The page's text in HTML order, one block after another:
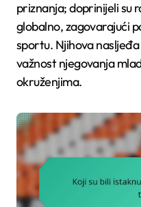
priznanja; doprinijeli su
globalno, zagovarajući
sportu. Njihova
važnost njegovanja
okruženjima.